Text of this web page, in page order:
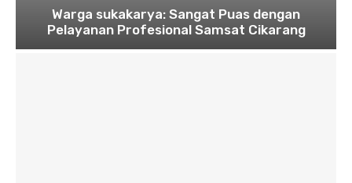
Warga sukakarya: Sangat Puas dengan
Pelayanan Profesional Samsat Cikarang